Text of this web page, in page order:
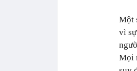
Một
vì
Mọi